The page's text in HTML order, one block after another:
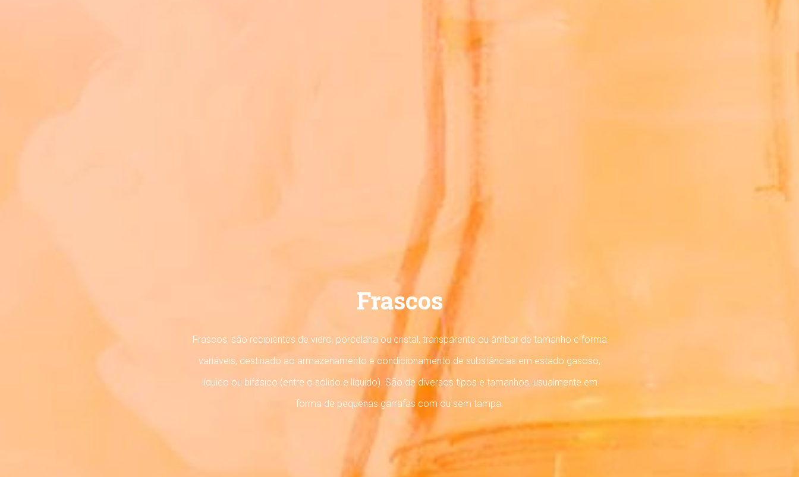
Frascos
Frascos, são recipientes de vidro, porcelana ou cristal, transparente ou âmbar de tamanho e forma
variáveis, destinado ao armazenamento e condicionamento de substâncias em estado gasoso,
líquido ou bifásico (entre o sólido e líquido). São de diversos tipos e tamanhos, usualmente em
forma de pequenas garrafas com ou sem tampa.